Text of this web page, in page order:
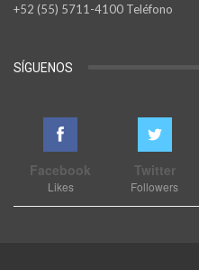
+52 (55) 5711-4100 Teléfono
SÍGUENOS
Facebook
Likes
Twitter
Followers